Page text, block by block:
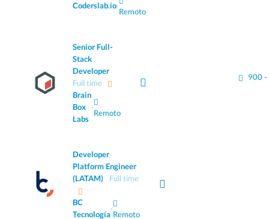
Coderslab.io·
Remoto
Senior Full-
Stack
Developer
Full time
Brain
Box
Labs
·
Remoto
900 -
Developer
Platform Engineer
(LATAM)
Full time
BC
Tecnología
·
Remoto